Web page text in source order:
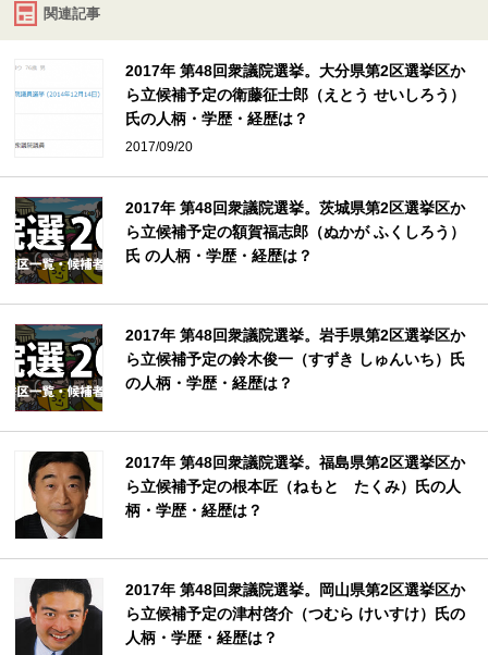
関連記事
2017年 第48回衆議院選挙。大分県第2区選挙区か
ら立候補予定の衛藤征士郎（えとう せいしろう）
氏の人柄・学歴・経歴は？
2017/09/20
2017年 第48回衆議院選挙。茨城県第2区選挙区か
ら立候補予定の額賀福志郎（ぬかが ふくしろう）
氏 の人柄・学歴・経歴は？
2017年 第48回衆議院選挙。岩手県第2区選挙区か
ら立候補予定の鈴木俊一（すずき しゅんいち）氏
の人柄・学歴・経歴は？
2017年 第48回衆議院選挙。福島県第2区選挙区か
ら立候補予定の根本匠（ねもと たくみ）氏の人
柄・学歴・経歴は？
2017年 第48回衆議院選挙。岡山県第2区選挙区か
ら立候補予定の津村啓介（つむら けいすけ）氏の
人柄・学歴・経歴は？